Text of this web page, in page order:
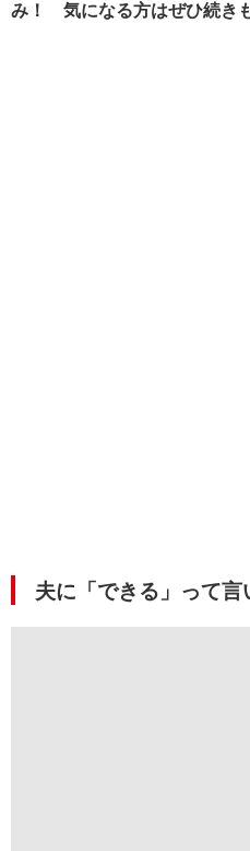
み！ 気になる方はぜひ続き
夫に「できる」って言